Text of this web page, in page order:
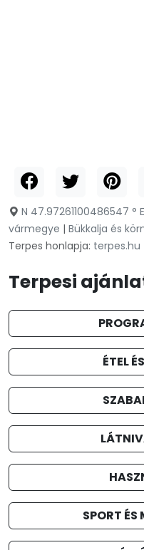
N 47.97261100486547 °
vármegye | Bükkalja és
Terpes honlapja: terpes.hu
Terpesi
ÉTEL
SPORT ÉS